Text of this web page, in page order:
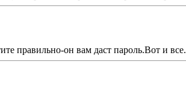
правильно-он вам даст пароль.Вот и все.